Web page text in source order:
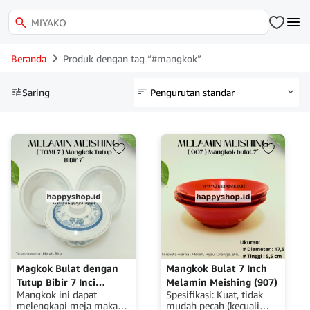
Beranda Produk dengan tag “#mangkok”
Saring
Magkok Bulat dengan
Tutup Bibir 7 Inci
Melamin Meishing
Mangkok ini dapat
melengkapi meja makan
Mangkok Bulat 7 Inch
Melamin Meishing (907)
Spesifikasi: Kuat, tidak
mudah pecah (kecuali